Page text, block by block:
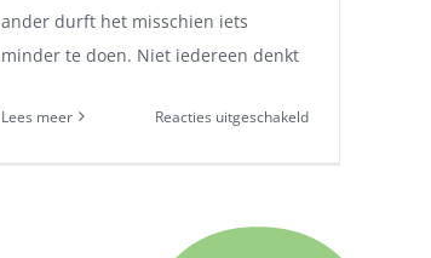
ander durft het misschien iets
minder te doen. Niet iedereen denkt
Lees meer Reacties uitgeschakeldvoor
ja